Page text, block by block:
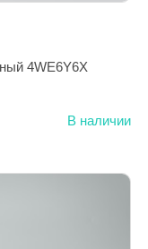
4WE6Y6X
В наличии